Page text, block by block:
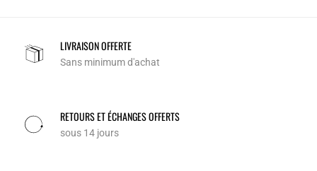
LIVRAISON OFFERTE
Sans minimum d'achat
RETOURS ET ÉCHANGES OFFERTS
sous 14 jours